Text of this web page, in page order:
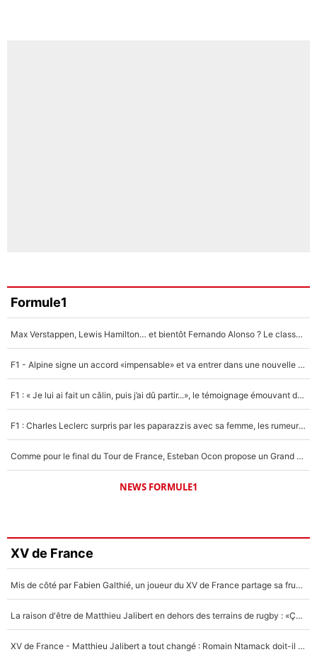
Formule1
Max Verstappen, Lewis Hamilton… et bientôt Fernando Alonso ? Le classement des pilotes les mieux payés en Formule 1 risque de changer !
F1 - Alpine signe un accord «impensable» et va entrer dans une nouvelle dimension : Grande nouvelle pour Pierre Gasly !
F1 : « Je lui ai fait un câlin, puis j’ai dû partir...», le témoignage émouvant de Max Verstappen sur sa fille
F1 : Charles Leclerc surpris par les paparazzis avec sa femme, les rumeurs étaient vraies !
Comme pour le final du Tour de France, Esteban Ocon propose un Grand Prix de Formule 1 à Paris : «Autour de l’Arc de Triomphe, ce serait génial» !
NEWS FORMULE1
XV de France
Mis de côté par Fabien Galthié, un joueur du XV de France partage sa frustration : «ils ne me l’ont pas dit tout de suite»
La raison d'être de Matthieu Jalibert en dehors des terrains de rugby : «Ça m'atteint autant que si tu touches à un membre de ma famille»
XV de France - Matthieu Jalibert a tout changé : Romain Ntamack doit-il s’inquiéter pour sa place à un an de la Coupe du monde ?